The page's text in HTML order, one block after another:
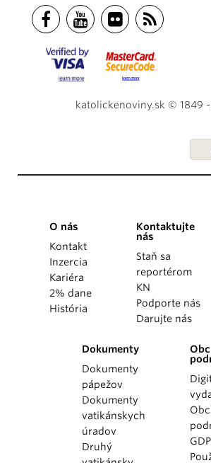
katolickenoviny.sk © 1849
O nás
Kontakt
Inzercia
Kariéra
2% dane
História
Kontaktujte
nás
Staň sa
reportérom
KN
Podporte nás
Darujte nás
Dokumenty
Dokumenty
pápežov
Dokumenty
vatikánskych
úradov
Druhý